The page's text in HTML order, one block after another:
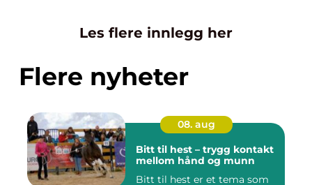
Les flere innlegg her
Flere nyheter
08. aug
Bitt til hest – trygg kontakt
mellom hånd og munn
Bitt til hest er et tema som